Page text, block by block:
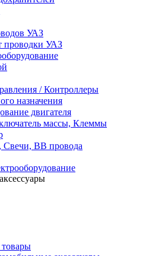
УАЗ
проводки УАЗ
/ Контроллеры
назначения
двигателя
массы, Клеммы
Свечи, ВВ провода
товары